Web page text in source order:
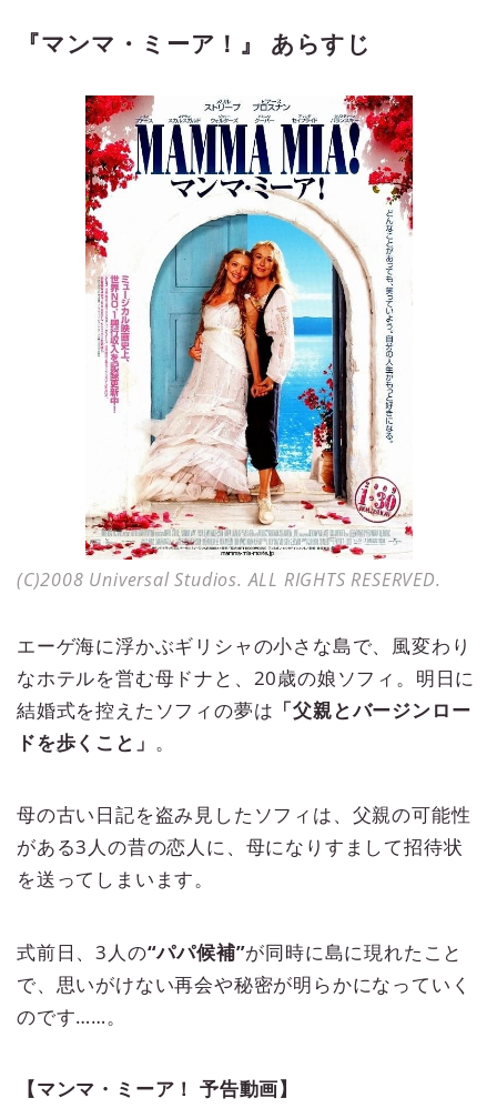
『マンマ・ミーア！』 あらすじ
(C)2008 Universal Studios. ALL RIGHTS RESERVED.
エーゲ海に浮かぶギリシャの小さな島で、風変わり
なホテルを営む母ドナと、20歳の娘ソフィ。明日に
結婚式を控えたソフィの夢は 「父親とバージンロー
ドを歩くこと」 。
母の古い日記を盗み見したソフィは、父親の可能性
がある3人の昔の恋人に、母になりすまして招待状
を送ってしまいます。
式前日、3人の“パパ候補”が同時に島に現れたこと
で、思いがけない再会や秘密が明らかになっていく
のです……。
【マンマ・ミーア！ 予告動画】